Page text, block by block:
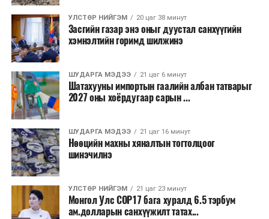
үргэлжилнэ гэж Ерөнхий сайд Н.Учрал онцоллоо.
Мөн бүх шатны төсвийн ерөнхийлөн захирагч нарт
салбар бүрдээ урсгал зардлыг 20 хувиар бууруулах,
нөхөн томилгоо хийхгүй байх, аялал, амралт, зугаалга,
хамт олны урлаг, спортын арга хэмжээг зохион
байгуулахгүй байх, төрийн албанд шинэ орон тоо бий
болгохгүй байх, эрчим хүчний хэрэглээг хэмнэх, хурал,
сургалтыг цахим хэлбэрт шилжүүлэх, төрийн албан
хаагчдыг зарим өдрүүдэд цахимаар ажиллуулах арга
хэмжээг үргэлжлүүлэхийг үүрэг болголоо.
Төсвийн сахилга бат сайжирч, эдийн засгийн нөхцөл
байдал хэвийн болсон тохиолдолд эдгээр
хязгаарлалтыг үе шаттайгаар сулруулах юм.
УЛСТӨР НИЙГЭМ 20 цаг 38 минут
Засгийн газар энэ оныг дуустал санхүүгийн
хэмнэлтийн горимд шилжинэ
ШУДАРГА МЭДЭЭ 21 цаг 6 минут
Шатахууны импортын гаалийн албан татварыг
2027 оны хоёрдугаар сарын ...
ШУДАРГА МЭДЭЭ 21 цаг 16 минут
Нөөцийн махны хяналтын тогтолцоог
шинэчилнэ
УЛСТӨР НИЙГЭМ 21 цаг 23 минут
Монгол Улс COP17 бага хуралд 6.5 тэрбум
ам.долларын санхүүжилт татах...